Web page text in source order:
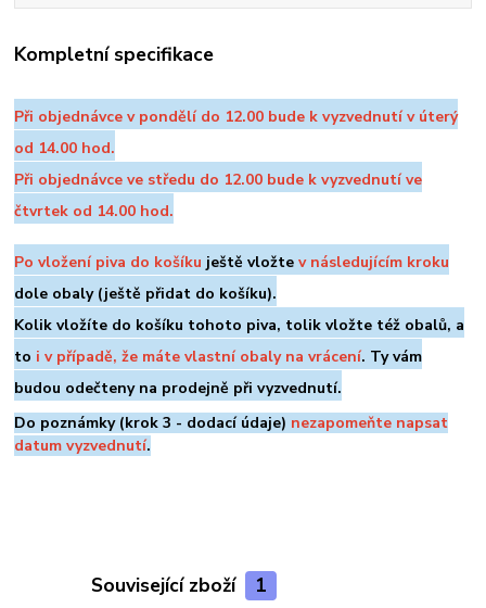
Kompletní specifikace
Při objednávce v pondělí do 12.00 bude k vyzvednutí v úterý
od 14.00 hod.
Při objednávce ve středu do 12.00 bude k vyzvednutí ve
čtvrtek od 14.00 hod.
Po vložení piva do košíku ještě vložtev následujícím kroku
dole obaly (ještě přidat do košíku).
Kolik vložíte do košíku tohoto piva, tolik vložte též obalů, a
to i v případě, že máte vlastní obaly na vrácení. Ty vám
budou odečteny na prodejně při vyzvednutí.
Do poznámky (krok 3 - dodací údaje) nezapomeňte napsat
datum vyzvednutí.
Související zboží 1